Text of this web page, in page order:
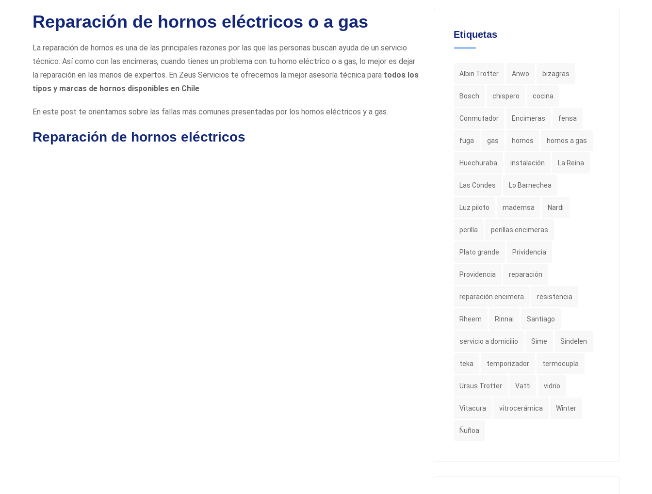
Reparación de hornos eléctricos o a gas
La reparación de hornos es una de las principales razones por las que las personas buscan ayuda de un servicio
técnico. Así como con las encimeras, cuando tienes un problema con tu horno eléctrico o a gas, lo mejor es dejar
la reparación en las manos de expertos. En Zeus Servicios te ofrecemos la mejor asesoría técnica para todos los
tipos y marcas de hornos disponibles en Chile.
En este post te orientamos sobre las fallas más comunes presentadas por los hornos eléctricos y a gas.
Reparación de hornos eléctricos
Etiquetas
Albin Trotter Anwo bizagras
Bosch chispero cocina
Conmutador Encimeras fensa
fuga gas hornos hornos a gas
Huechuraba instalación La Reina
Las Condes Lo Barnechea
Luz piloto mademsa Nardi
perilla perillas encimeras
Plato grande Prividencia
Providencia reparación
reparación encimera resistencia
Rheem Rinnai Santiago
servicio a domicilio Sime Sindelen
teka temporizador termocupla
Ursus Trotter Vatti vidrio
Vitacura vitrocerámica Winter
Ñuñoa